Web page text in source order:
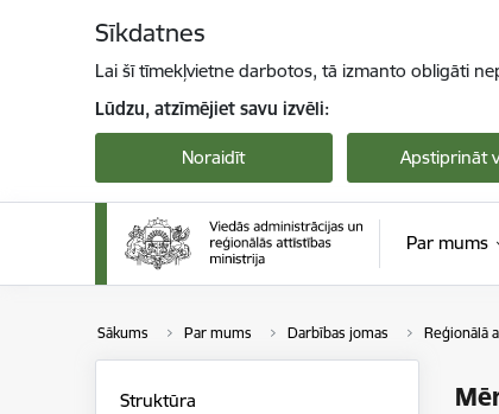
Sīkdatnes
Lai šī tīmekļvietne darbotos, tā izmanto obligāti
Lūdzu, atzīmējiet savu izvēli:
Noraidīt Apstiprināt
Par mums
Sākums Par mums Darbības jomas Reģionālā
Struktūra